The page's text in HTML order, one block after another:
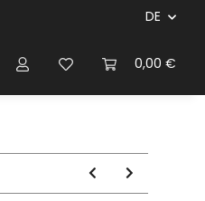
DE
0,00 €
Magazinen &